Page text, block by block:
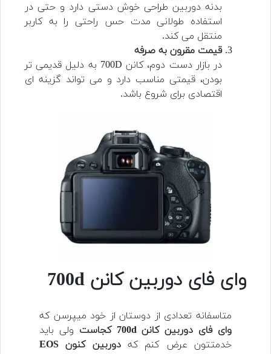
بدنه دوربین طراحی خوش دستی دارد و حتی در
استفاده طولانی مدت حس راحتی را به کاربر
منتقل می کند.
قیمت مقرون به صرفه
در بازار دست دوم، کانن 700D به دلیل قدیمی تر
بودن، قیمتی مناسب دارد و می تواند گزینه ای
اقتصادی برای شروع باشد.
وای فای دوربین کانن 700d
متاسفانه تعدادی از دوستان از خود میپرسن که
وای فای دوربین کانن 700d کجاست
ولی باید
خدمتتون عرض کنم که
دوربین کنون EOS